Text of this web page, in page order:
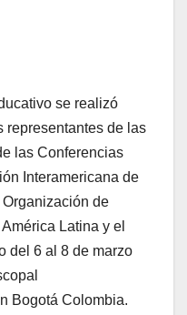
se realizó
representantes de las
las Conferencias
Interamericana de
de
Latina y el
del 6 al 8 de marzo
Bogotá Colombia.